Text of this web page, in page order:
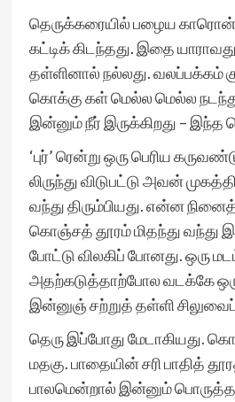
தெருக்கரையில் பழைய
கட்டிக் கிடந்தது. இதை
தள்ளினால் நல்லது. வலப்பக்கம்
கொக்கு கள் மெல்ல மெல்ல
இன்னும் நீர் இருக்கிறது – இந்த
‘புர்’ ரென்று ஒரு பெரிய
லிருந்து விடுபட்டு அவன்
வந்து திரும்பியது. என்ன
கொஞ்சத் தூரம் மிதந்து
போட்டு விலகிப் போனது. ஒரு
அதற்கடுத்தாற்போல வடக்கே ஒரு
இன்னுஞ் சற்றுத் தள்ளி சிலுவைப்
தெரு இப்போது மேடாகியது.
மதகு. பாதையின் சரி பாதித்
பாலமென்றால் இன்னும்